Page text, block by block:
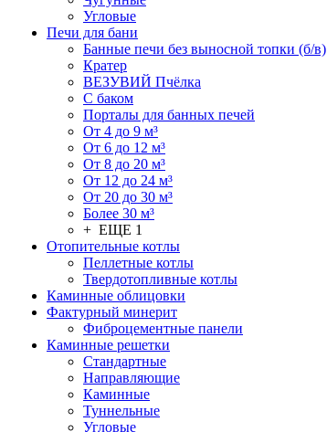
Угловые
Печи для бани
Банные печи без выносной топки (б/в)
Кратер
ВЕЗУВИЙ Пчёлка
С баком
Порталы для банных печей
От 4 до 9 м³
От 6 до 12 м³
От 8 до 20 м³
От 12 до 24 м³
От 20 до 30 м³
Более 30 м³
+ ЕЩЕ 1
Отопительные котлы
Пеллетные котлы
Твердотопливные котлы
Каминные облицовки
Фактурный минерит
Фиброцементные панели
Каминные решетки
Стандартные
Направляющие
Каминные
Туннельные
Угловые